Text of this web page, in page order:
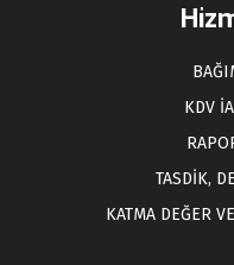
KDV
TASDİK,
KATMA DEĞER